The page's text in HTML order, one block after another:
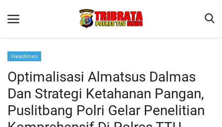
Beranda
Terms & Conditions
Reskrim
Headlines
Optimalisasi Almatsus Dalmas
Dan Strategi Ketahanan Pangan,
Puslitbang Polri Gelar Penelitian